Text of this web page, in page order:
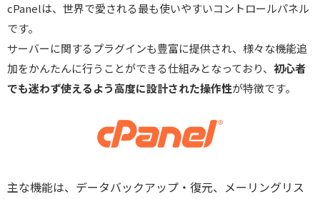
cPanelは、世界で愛される最も使いやすいコントロールパネル
です。
サーバーに関するプラグインも豊富に提供され、様々な機能追
加をかんたんに行うことができる仕組みとなっており、 初心者
でも迷わず使えるよう高度に設計された操作性が特徴です。
主な機能は、データバックアップ・復元、メーリングリス